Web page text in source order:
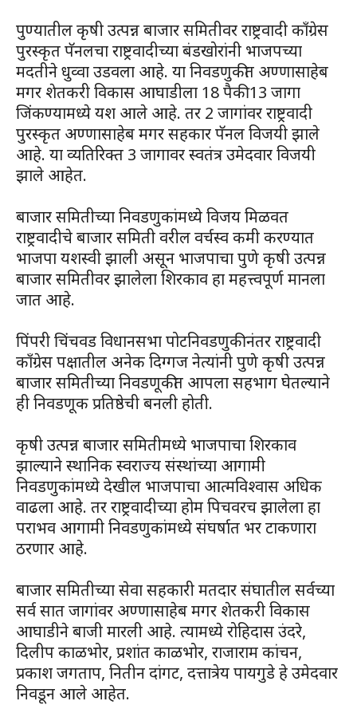
पुण्यातील कृषी उत्पन्न बाजार समितीवर राष्ट्रवादी काँग्रेस
पुरस्कृत पॅनलचा राष्ट्रवादीच्या बंडखोरांनी भाजपच्या
मदतीने धुव्वा उडवला आहे. या निवडणुकीत अण्णासाहेब
मगर शेतकरी विकास आघाडीला 18 पैकी 13 जागा
जिंकण्यामध्ये यश आले आहे. तर 2 जागांवर राष्ट्रवादी
पुरस्कृत अण्णासाहेब मगर सहकार पॅनल विजयी झाले
आहे. या व्यतिरिक्त 3 जागावर स्वतंत्र उमेदवार विजयी
झाले आहेत.
बाजार समितीच्या निवडणुकांमध्ये विजय मिळवत
राष्ट्रवादीचे बाजार समिती वरील वर्चस्व कमी करण्यात
भाजपा यशस्वी झाली असून भाजपाचा पुणे कृषी उत्पन्न
बाजार समितीवर झालेला शिरकाव हा महत्त्वपूर्ण मानला
जात आहे.
पिंपरी चिंचवड विधानसभा पोटनिवडणुकी नंतर राष्ट्रवादी
काँग्रेस पक्षातील अनेक दिग्गज नेत्यांनी पुणे कृषी उत्पन्न
बाजार समितीच्या निवडणूकीत आपला सहभाग घेतल्याने
ही निवडणूक प्रतिष्ठेची बनली होती.
कृषी उत्पन्न बाजार समितीमध्ये भाजपाचा शिरकाव
झाल्याने स्थानिक स्वराज्य संस्थांच्या आगामी
निवडणुकांमध्ये देखील भाजपाचा आत्मविश्वास अधिक
वाढला आहे. तर राष्ट्रवादीच्या होम पिचवरच झालेला हा
पराभव आगामी निवडणुकांमध्ये संघर्षात भर टाकणारा
ठरणार आहे.
बाजार समितीच्या सेवा सहकारी मतदार संघातील सर्वच्या
सर्व सात जागांवर अण्णासाहेब मगर शेतकरी विकास
आघाडीने बाजी मारली आहे. त्यामध्ये रोहिदास उंदरे,
दिलीप काळभोर, प्रशांत काळभोर, राजाराम कांचन,
प्रकाश जगताप, नितीन दांगट, दत्तात्रेय पायगुडे हे उमेदवार
निवडून आले आहेत.